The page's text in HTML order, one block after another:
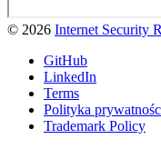
© 2026 Internet Security
GitHub
LinkedIn
Terms
Polityka
Trademark Policy